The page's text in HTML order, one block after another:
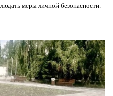
меры личной безопасности.